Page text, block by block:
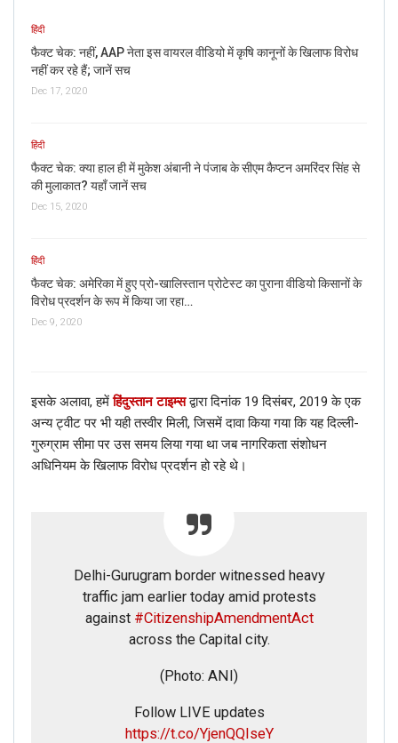
हिंदी
फैक्ट चेक: नहीं, AAP नेता इस वायरल वीडियो में कृषि कानूनों के खिलाफ विरोध
नहीं कर रहे हैं; जानें सच
Dec 17, 2020
हिंदी
फैक्ट चेक: क्या हाल ही में मुकेश अंबानी ने पंजाब के सीएम कैप्टन अमरिंदर सिंह से
की मुलाकात? यहाँ जानें सच
Dec 15, 2020
हिंदी
फैक्ट चेक: अमेरिका में हुए प्रो-खालिस्तान प्रोटेस्ट का पुराना वीडियो किसानों के
विरोध प्रदर्शन के रूप में किया जा रहा…
Dec 9, 2020
इसके अलावा, हमेंहिंदुस्तान टाइम्सद्वारा दिनांक 19 दिसंबर, 2019 के एक
अन्य ट्वीट पर भी यही तस्वीर मिली, जिसमें दावा किया गया कि यह दिल्ली-
गुरुग्राम सीमा पर उस समय लिया गया था जब नागरिकता संशोधन
अधिनियम के खिलाफ विरोध प्रदर्शन हो रहे थे।
Delhi-Gurugram border witnessed heavy
traffic jam earlier today amid protests
against #CitizenshipAmendmentAct
across the Capital city.
(Photo: ANI)
Follow LIVE updates
https://t.co/YjenQQIseY